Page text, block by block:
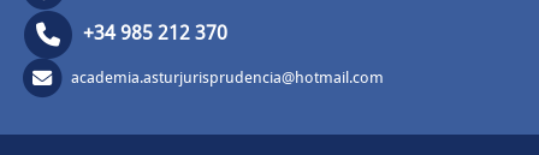
+34 985 212 370
academia.asturjurisprudencia@hotmail.com